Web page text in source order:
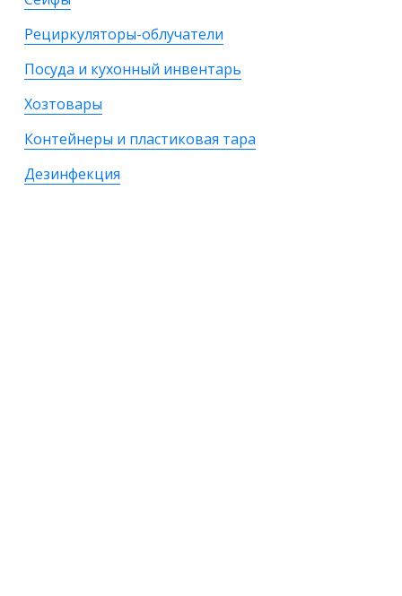
Рециркуляторы-облучатели
Посуда и кухонный инвентарь
Хозтовары
Контейнеры и пластиковая тара
Дезинфекция